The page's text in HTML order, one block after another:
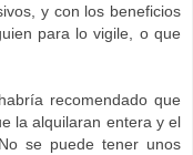
y con los beneficios
para lo vigile, o que
recomendado que
la alquilaran entera y el
se puede tener unos